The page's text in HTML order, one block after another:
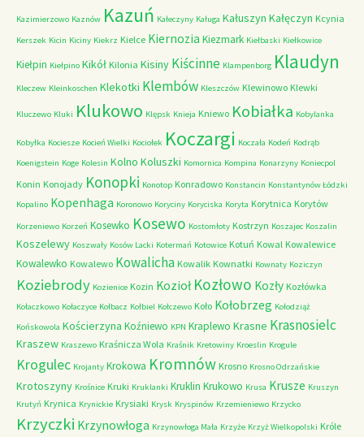
Kazimierzowo Kaznów Kazuń Kałeczyny Kaługa Kałuszyn Kałęczyn Kcynia
Kerszek Kicin Kiciny Kiekrz Kielce Kiernozia Kiezmark Kiełbaski Kiełkowice
Kiełpin Kiełpino Kikół Kilonia Kisiny Kiścinne Klampenborg Klaudyn
Kleczew Kleinkoschen Klekotki Klembów Kleszczów Klewinowo Klewki
Kluczewo Kluki Klukowo Klępsk Knieja Kniewo Kobiałka Kobylanka
Kobyłka Kociesze Kocień Wielki Kociołek Koczargi Koczała Kodeń Kodrąb
Koenigstein Koge Kolesin Kolno Koluszki Komornica Kompina Konarzyny Koniecpol
Konin Konojady Konopki Konotop Konradowo Konstancin Konstantynów Łódzki
Kopalino Kopenhaga Koronowo Koryciny Koryciska Koryta Korytnica Korytów
Korzeniewo Korzeń Kosewko Kosewo Kostomłoty Kostrzyn Koszajec Koszalin
Koszelewy Koszwały Kosów Lacki Kotermań Kotowice Kotuń Kowal Kowalewice
Kowalewko Kowalewo Kowalicha Kowalik Kownatki Kownaty Koziczyn
Koziebrody Kozienice Kozin Kozioł Kozłowo Kozły Kozłówka
Kołaczkowo Kołaczyce Kołbacz Kołbiel Kołczewo Koło Kołobrzeg Kołodziąż
Końskowola Kościerzyna Koźniewo KPN Kraplewo Krasne Krasnosielc
Kraszew Kraszewo Kraśnicza Wola Kraśnik Kretowiny Kroeslin Krogule
Krogulec Krojanty Krokowa Kromnów Krosno Krosno Odrzańskie
Krotoszyny Krośnice Kruki Kruklanki Kruklin Krukowo Krusa Krusze Kruszyn
Krutyń Krynica Krynickie Krysiaki Krysk Kryspinów Krzemieniewo Krzycko
Krzyczki Krzynowłoga Krzynowłoga Mała Krzyże Krzyż Wielkopolski Króle